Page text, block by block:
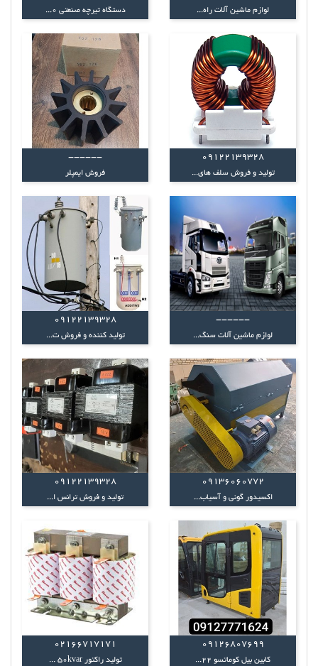
لوازم ماشین آلات راه... دستگاه تیرچه صنعتی 0...
09122139328
تولید و فروش سلف های...
------
فروش ایمپلر
------
لوازم ماشین آلات سنگ...
09122139328
تولید کننده و فروش ت...
09136060772
اکسیدور گونی و آسیاب...
09122139328
تولید و فروش ترانس ا...
09126807699
کابین بیل کوماتسو 22...
02166717171
تولید راکتور 50kvar ...